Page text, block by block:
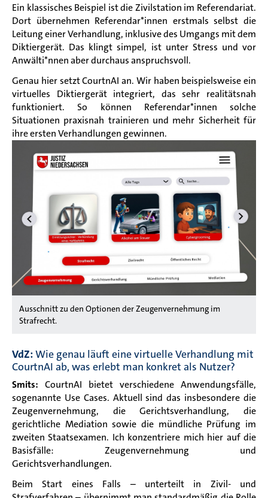
Ein klassisches Beispiel ist die Zivilstation im Referendariat.
Dort übernehmen Referendar*innen erstmals selbst die
Leitung einer Verhandlung, inklusive des Umgangs mit dem
Diktiergerät. Das klingt simpel, ist unter Stress und vor
Anwälti*nnen aber durchaus anspruchsvoll.
Genau hier setzt CourtnAI an. Wir haben beispielsweise ein
virtuelles Diktiergerät integriert, das sehr realitätsnah
funktioniert. So können Referendar*innen solche
Situationen praxisnah trainieren und mehr Sicherheit für
ihre ersten Verhandlungen gewinnen.
Ausschnitt zu den Optionen der Zeugenvernehmung im
Strafrecht.
VdZ:Wie genau läuft eine virtuelle Verhandlung mit
CourtnAI ab, was erlebt man konkret als Nutzer?
Smits: CourtnAI bietet verschiedene Anwendungsfälle,
sogenannte Use Cases. Aktuell sind das insbesondere die
Zeugenvernehmung, die Gerichtsverhandlung, die
gerichtliche Mediation sowie die mündliche Prüfung im
zweiten Staatsexamen. Ich konzentriere mich hier auf die
Basisfälle: Zeugenvernehmung und
Gerichtsverhandlungen.
Beim Start eines Falls – unterteilt in Zivil- und